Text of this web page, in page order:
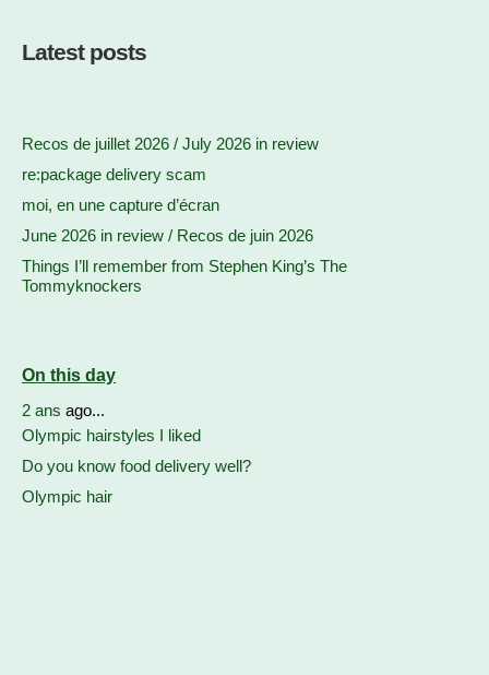
Latest posts
Recos de juillet 2026 / July 2026 in review
re:package delivery scam
moi, en une capture d’écran
June 2026 in review / Recos de juin 2026
Things I’ll remember from Stephen King’s The
Tommyknockers
On this day
2 ans ago...
Olympic hairstyles I liked
Do you know food delivery well?
Olympic hair